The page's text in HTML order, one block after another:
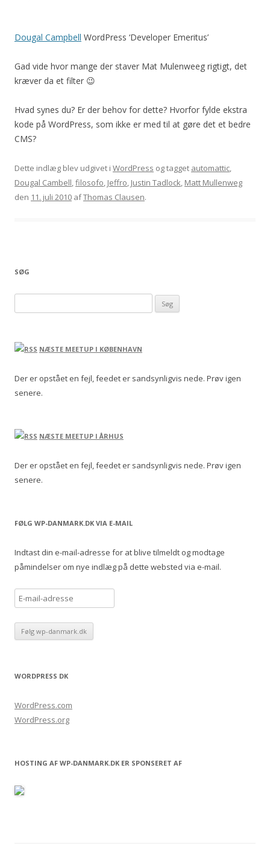
Dougal Campbell WordPress ‘Developer Emeritus’
Gad vide hvor mange der staver Mat Mulenweeg rigtigt, det
kræver da et filter 😉
Hvad synes du? Er der behov for dette? Hvorfor fylde ekstra
kode på WordPress, som ikke er med til at gøre det et bedre
CMS?
Dette indlæg blev udgivet i WordPress og tagget automattic,
Dougal Cambell,filosofo, Jeffro, Justin Tadlock, Matt Mullenweg
den 11. juli 2010 afThomas Clausen.
SØG
NÆSTE MEETUP I KØBENHAVN
Der er opstået en fejl, feedet er sandsynligvis nede. Prøv igen
senere.
NÆSTE MEETUP I ÅRHUS
Der er opstået en fejl, feedet er sandsynligvis nede. Prøv igen
senere.
FØLG WP-DANMARK.DK VIA E-MAIL
Indtast din e-mail-adresse for at blive tilmeldt og modtage
påmindelser om nye indlæg på dette websted via e-mail.
-
m
a
d
r
e
WORDPRESS DK
WordPress.com
WordPress.org
HOSTING AF WP-DANMARK.DK ER SPONSERET AF